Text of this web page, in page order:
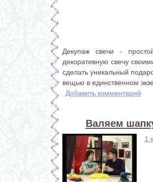
Декупаж свечи -
декоративную свечу
сделать уникальный
вещью в единственном
Добавить комментарий
Валяем
1